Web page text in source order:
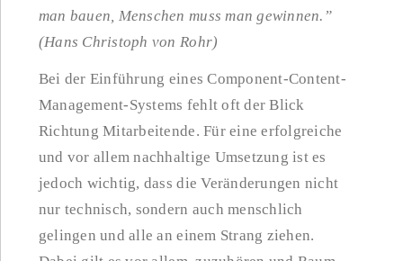
man bauen, Menschen muss man gewinnen.”
(Hans Christoph von Rohr)
Bei der Einführung eines Component-Content-
Management-Systems fehlt oft der Blick
Richtung Mitarbeitende. Für eine erfolgreiche
und vor allem nachhaltige Umsetzung ist es
jedoch wichtig, dass die Veränderungen nicht
nur technisch, sondern auch menschlich
gelingen und alle an einem Strang ziehen.